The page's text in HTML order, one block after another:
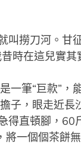
叫撈刀河。甘
時在這兒實其
一筆“巨款”，
子，眼走近長
得直頓腳，60
將一個個茶餅